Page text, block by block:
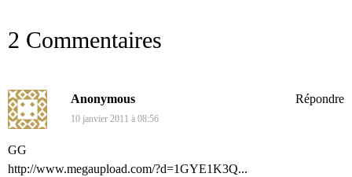
2 Commentaires
Anonymous
10 janvier 2011 à 08:56
GG
http://www.megaupload.com/?d=1GYE1K3Q...
Répondre